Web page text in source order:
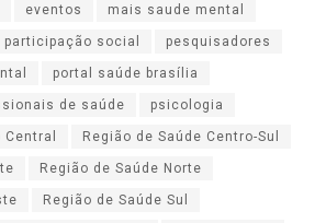
eventos mais saude mental
participação social pesquisadores
portal saúde brasília
de saúde psicologia
Central Região de Saúde Centro-Sul
Região de Saúde Norte
Região de Saúde Sul